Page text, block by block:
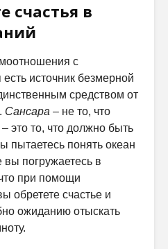
счастья в
с
есть источник безмерной
средством от
Сансара – не то, что
это то, что должно быть
пытаетесь понять океан
вы погружаетесь в
при помощи
обретете счастье и
ожиданию отыскать